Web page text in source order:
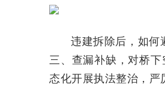
违建拆除后，如何
三、查漏补缺，对桥
态化开展执法整治，严